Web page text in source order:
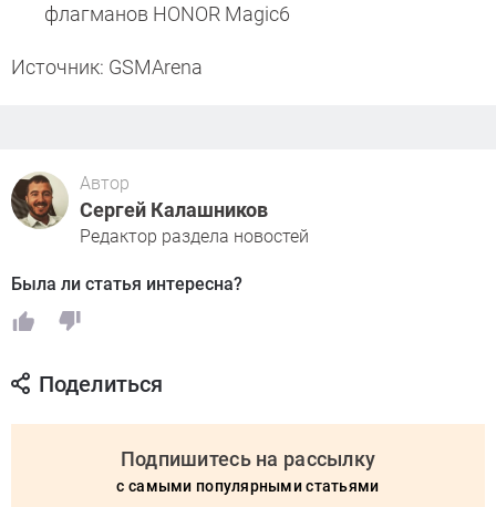
флагманов HONOR Magic6
Источник: GSMArena
Автор
Сергей Калашников
Редактор раздела новостей
Была ли статья интересна?
Поделиться
Подпишитесь на рассылку
с самыми популярными статьями